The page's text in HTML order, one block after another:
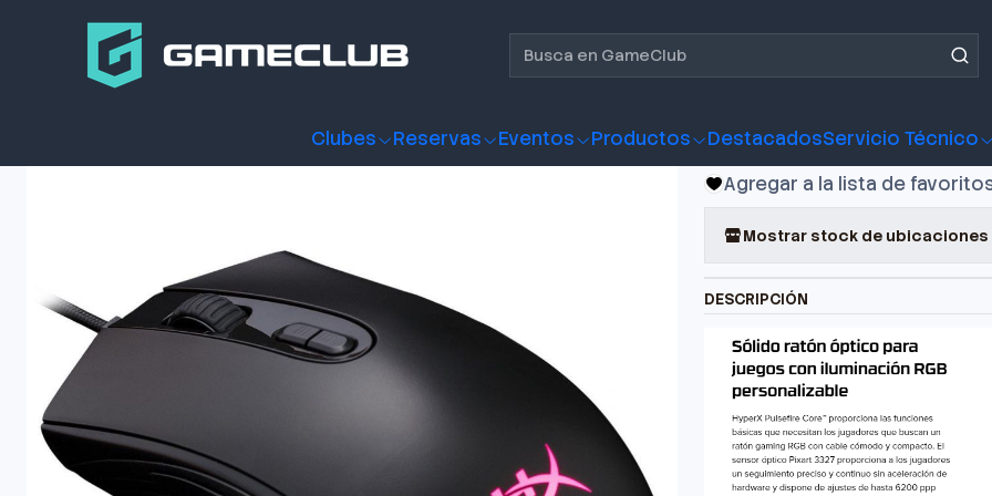
Clubes Reservas Eventos Productos DestacadosServicio Técnico
Productos
Mouse
RGB
Agregar a la lista de
Mostrar stock de ubicaciones
DESCRIPCIÓN